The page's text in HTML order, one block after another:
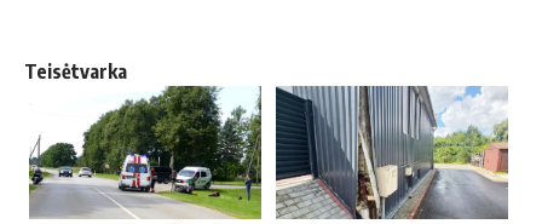
Teisėtvarka